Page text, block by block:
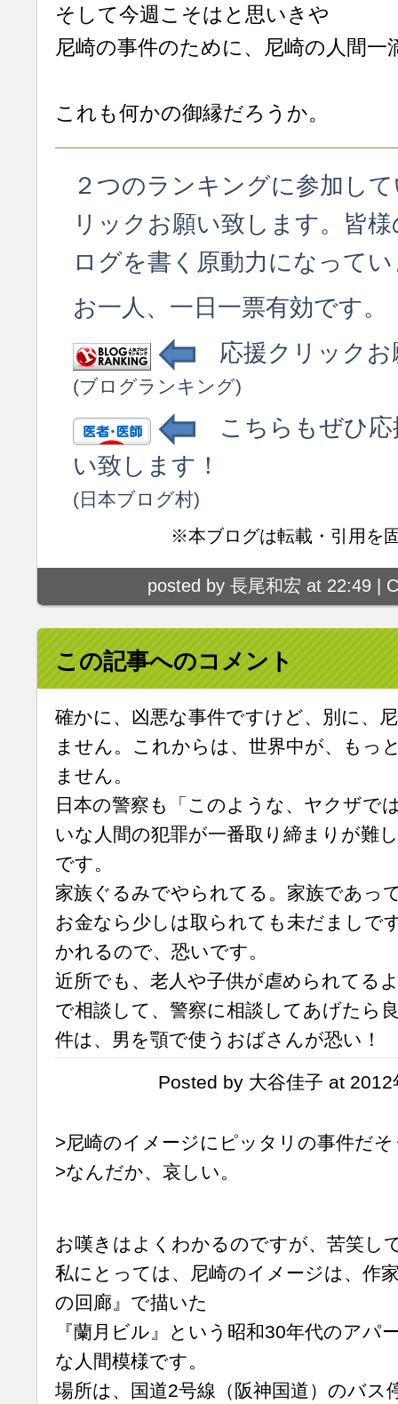
そして今週こそはと思いきや
尼崎の事件のために、尼崎の人間一
これも何かの御縁だろうか。
２つのランキングに参加し
リックお願い致します。皆
ログを書く原動力になって
お一人、一日一票有効です。
応援クリックお
(ブログランキング)
こちらもぜひ応
い致します！
(日本ブログ村)
※本ブログは転載・引用を
posted by 長尾和宏 at 22:49 |
この記事へのコメント
確かに、凶悪な事件ですけど、別に、
ません。これからは、世界中が、もっ
ません。
日本の警察も「このような、ヤクザで
いな人間の犯罪が一番取り締まりが難
です。
家族ぐるみでやられてる。家族であっ
お金なら少しは取られても未だましで
かれるので、恐いです。
近所でも、老人や子供が虐められてる
で相談して、警察に相談してあげたら
件は、男を顎で使うおばさんが恐い！
Posted by 大谷佳子 at
>尼崎のイメージにピッタリの事件だそ
>なんだか、哀しい。
お嘆きはよくわかるのですが、苦笑し
私にとっては、尼崎のイメージは、作
の回廊』で描いた
『蘭月ビル』という昭和30年代のアパ
な人間模様です。
場所は、国道2号線（阪神国道）のバス